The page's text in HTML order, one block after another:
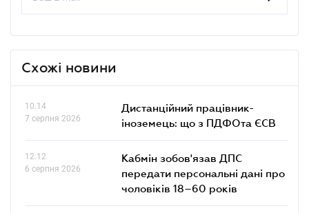
Схожі новини
10.14
7 серпня 2026
Дистанційний працівник-
іноземець: що з ПДФОта ЄСВ
12.12
6 серпня 2026
Кабмін зобов'язав ДПС
передати персональні дані про
чоловіків 18–60 років